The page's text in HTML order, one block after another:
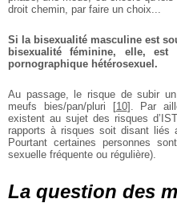
droit chemin, par faire un choix...
Si la bisexualité masculine est
bisexualité féminine, elle, est
pornographique hétérosexuel.
Au passage, le risque de subir
meufs bies/pan/pluri [10] Par
existent au sujet des risques
rapports à risques soit disant liés
Pourtant certaines personnes sont
sexuelle fréquente ou régulière).
La question des